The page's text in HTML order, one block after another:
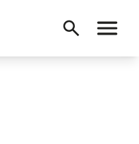
Recherche
Menu